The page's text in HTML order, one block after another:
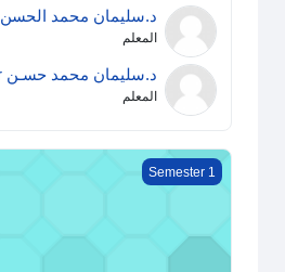
د.سليمان محمد الحسن Teacher
المعلم
د.سليمان محمد حسـن Teacher
المعلم
Physiology (1)
Semester 1